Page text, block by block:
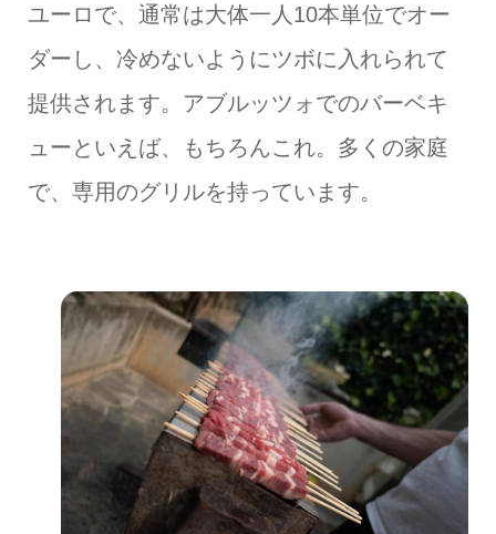
ユーロで、通常は大体一人10本単位でオー
ダーし、冷めないようにツボに入れられて
提供されます。アブルッツォでのバーベキ
ューといえば、もちろんこれ。多くの家庭
で、専用のグリルを持っています。